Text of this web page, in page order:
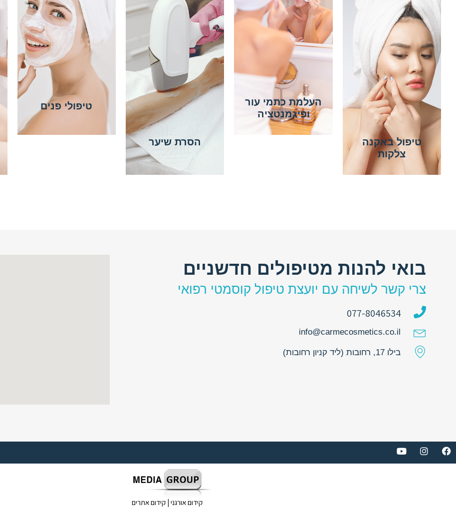
טיפול באקנה
צלקות
העלמת כתמי עור
ופיגמנטציה
הסרת שיער
טיפולי פנים
בואי להנות מטיפולים חדשניים
צרי קשר לשיחה עם יועצת טיפול קוסמטי רפואי
077-8046534
info@carmecosmetics.co.il
בילו 17, רחובות (ליד קניון רחובות)
קידום אורגני | קידום אתרים